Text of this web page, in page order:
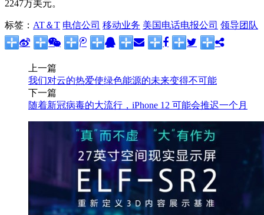
2247万美元。
标签： AT＆T 电信公司 移动业务 美国电话电报公司 领导团队
上一篇
我们对云的热爱使绿色能源的未来变得不可能
下一篇
随着新冠病毒的大流行，iPhone 12 可能会推迟一个月